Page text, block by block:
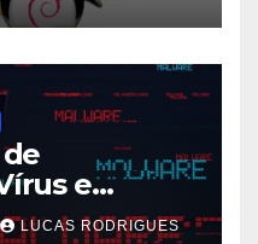
e
LUCAS RODRIGUES